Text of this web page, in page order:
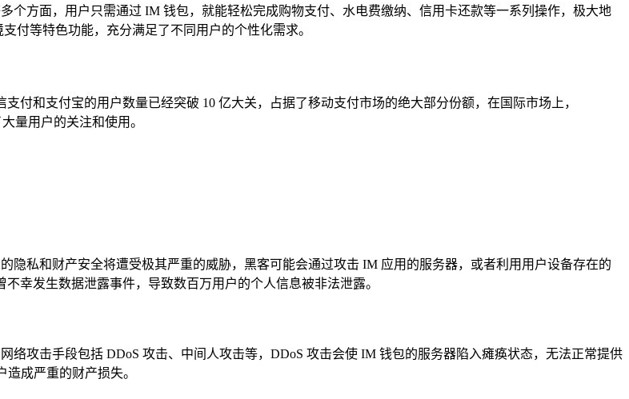
个方面，用户只需通过 IM 钱包，就能轻松完成购物支付、水电费缴纳、信用卡还款等一系列操作，极大地
付等特色功能，充分满足了不同用户的个性化需求。
付和支付宝的用户数量已经突破 10 亿大关，占据了移动支付市场的绝大部分份额，在国际市场上，
量用户的关注和使用。
私和财产安全将遭受极其严重的威胁，黑客可能会通过攻击 IM 应用的服务器，或者利用用户设备存在的
幸发生数据泄露事件，导致数百万用户的个人信息被非法泄露。
攻击手段包括 DDoS 攻击、中间人攻击等，DDoS 攻击会使 IM 钱包的服务器陷入瘫痪状态，无法正常提供
成严重的财产损失。